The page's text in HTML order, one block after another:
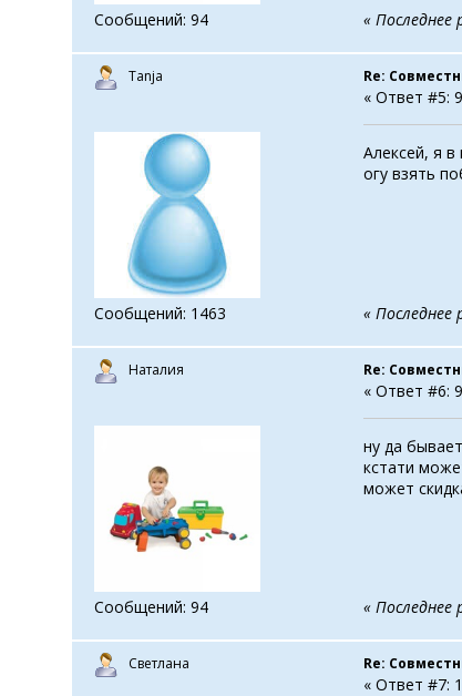
Сообщений: 94 « Последнее
Tanja
Сообщений: 1463
Re:
« Ответ #5:
Алексей, я
огу взять
« Последнее
Наталия
Сообщений: 94
Re:
« Ответ #6:
ну да
кстати
может
« Последнее
Светлана Re:
« Ответ #7: